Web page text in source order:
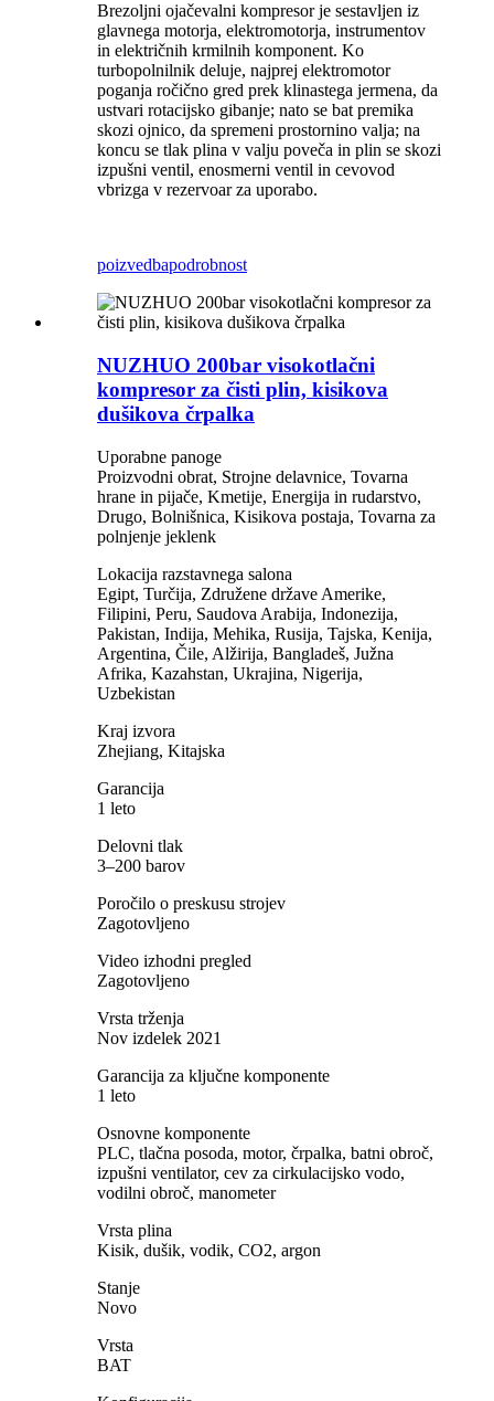
Brezoljni ojačevalni kompresor je sestavljen iz
glavnega motorja, elektromotorja, instrumentov
in električnih krmilnih komponent. Ko
turbopolnilnik deluje, najprej elektromotor
poganja ročično gred prek klinastega jermena, da
ustvari rotacijsko gibanje; nato se bat premika
skozi ojnico, da spremeni prostornino valja; na
koncu se tlak plina v valju poveča in plin se skozi
izpušni ventil, enosmerni ventil in cevovod
vbrizga v rezervoar za uporabo.
poizvedbapodrobnost
NUZHUO 200bar visokotlačni
kompresor za čisti plin, kisikova
dušikova črpalka
Uporabne panoge
Proizvodni obrat, Strojne delavnice, Tovarna
hrane in pijače, Kmetije, Energija in rudarstvo,
Drugo, Bolnišnica, Kisikova postaja, Tovarna za
polnjenje jeklenk
Lokacija razstavnega salona
Egipt, Turčija, Združene države Amerike,
Filipini, Peru, Saudova Arabija, Indonezija,
Pakistan, Indija, Mehika, Rusija, Tajska, Kenija,
Argentina, Čile, Alžirija, Bangladeš, Južna
Afrika, Kazahstan, Ukrajina, Nigerija,
Uzbekistan
Kraj izvora
Zhejiang, Kitajska
Garancija
1 leto
Delovni tlak
3–200 barov
Poročilo o preskusu strojev
Zagotovljeno
Video izhodni pregled
Zagotovljeno
Vrsta trženja
Nov izdelek 2021
Garancija za ključne komponente
1 leto
Osnovne komponente
PLC, tlačna posoda, motor, črpalka, batni obroč,
izpušni ventilator, cev za cirkulacijsko vodo,
vodilni obroč, manometer
Vrsta plina
Kisik, dušik, vodik, CO2, argon
Stanje
Novo
Vrsta
BAT